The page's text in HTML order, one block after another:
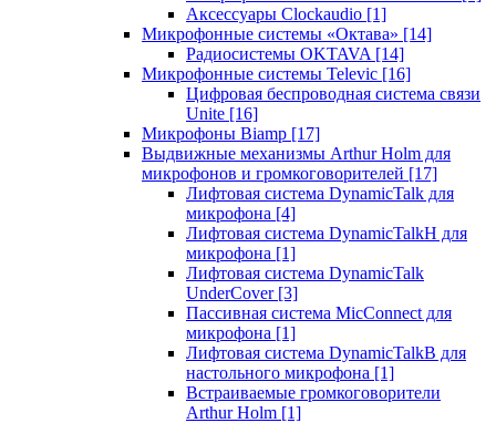
Аксессуары Clockaudio [1]
Микрофонные системы «Октава» [14]
Радиосистемы OKTAVA [14]
Микрофонные системы Televic [16]
Цифровая беспроводная система связи
Unite [16]
Микрофоны Biamp [17]
Выдвижные механизмы Arthur Holm для
микрофонов и громкоговорителей [17]
Лифтовая система DynamicTalk для
микрофона [4]
Лифтовая система DynamicTalkH для
микрофона [1]
Лифтовая система DynamicTalk
UnderCover [3]
Пассивная система MicConnect для
микрофона [1]
Лифтовая система DynamicTalkB для
настольного микрофона [1]
Встраиваемые громкоговорители
Arthur Holm [1]